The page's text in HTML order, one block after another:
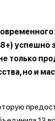
успешно
только
но и